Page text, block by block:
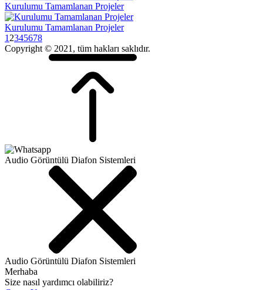
Kurulumu Tamamlanan Projeler
Kurulumu Tamamlanan Projeler
1 2345678
Copyright © 2021, tüm hakları saklıdır.
Audio Görüntülü Diafon Sistemleri
Audio Görüntülü Diafon Sistemleri
Merhaba
Size nasıl yardımcı olabiliriz?